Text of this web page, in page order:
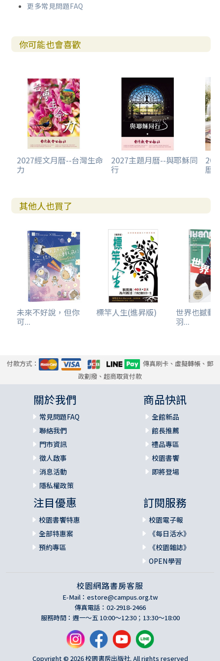
更多常見問題FAQ
你可能也會喜歡
2027經文月曆--台灣生命
力
2027主題月曆--與耶穌同
行 曆
其他人也買了
未來不好說，但你
可...
標竿人生(進昇版) 世界也撼動
羽...
付款方式：
傳真刷卡、虛擬轉帳、郵
政劃撥、超商取貨付款
關於我們
常見問題FAQ
聯絡我們
門市資訊
徵人啟事
消息活動
隱私權政策
商品快訊
全館新品
館長推薦
禮品專區
校園書饗
即將登場
注目優惠
校園書饗特惠
全部特惠案
預約專區
訂閱服務
校園電子報
《每日活水》
《校園雜誌》
OPEN學習
校園網路書房客服
E-Mail： estore@campus.org.tw
傳真電話：02-2918-2466
服務時間：週一～五 10:00～12:30；13:30～18:00
Copyright © 2026 校園書房出版社. All rights reserved